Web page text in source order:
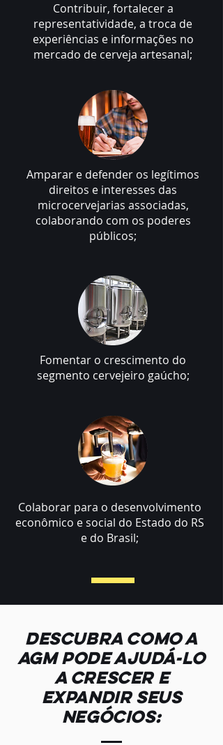
Contribuir, fortalecer a
representatividade, a troca de
experiências e informações no
mercado de cerveja artesanal;
Amparar e defender os legítimos
direitos e interesses das
microcervejarias associadas,
colaborando com os poderes
públicos;
Fomentar o crescimento do
segmento cervejeiro gaúcho;
Colaborar para o desenvolvimento
econômico e social do Estado do RS
e do Brasil;
Descubra como a
AGM pode ajudá-lo
a crescer e
expandir seus
negócios: